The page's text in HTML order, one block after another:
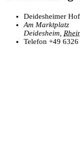
Deidesheimer Hof
Am Marktplatz
Deidesheim,
Telefon +49 6326